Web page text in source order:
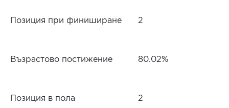
Позиция при финиширане 2
Възрастово постижение 80.02%
Позиция в пола 2